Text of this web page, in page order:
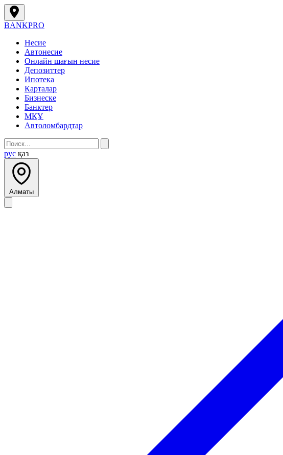
BANKPRO
Несие
Автонесие
Онлайн шағын несие
Депозиттер
Ипотека
Карталар
Бизнеске
Банктер
МҚҰ
Автоломбардтар
рус қаз
Алматы